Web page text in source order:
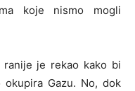
koje nismo mogli
je rekao kako bi
Gazu. No, dok